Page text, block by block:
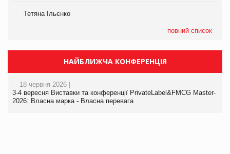
Тетяна Ільєнко
повний список
НАЙБЛИЖЧА КОНФЕРЕНЦІЯ
18 червня 2026 |
3-4 вересня Виставки та конференції PrivateLabel&FMCG Master-
2026: Власна марка - Власна перевага